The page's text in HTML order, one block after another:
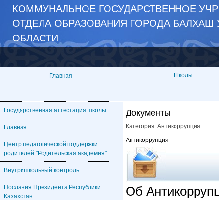
КОММУНАЛЬНОЕ ГОСУДАРСТВЕННОЕ
ОТДЕЛА ОБРАЗОВАНИЯ ГОРОДА БАЛХАШ
ОБЛАСТИ
Главная Школы
Государственная аттестация школы
Главная
Центр педагогической поддержки
родителей "Родительская академия"
Внутришкольный контроль
Послания Президента Республики
Казахстан
Документы
Категория: Антикоррупция
Антикоррупция
Об